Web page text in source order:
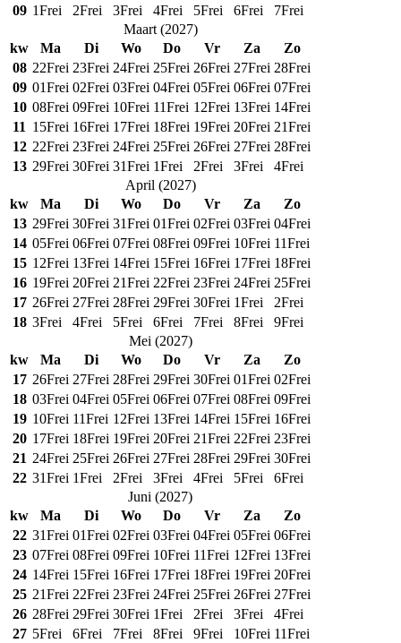
09 1Frei 2Frei 3Frei 4Frei 5Frei 6Frei 7Frei
Maart(2027)
kw
Ma Di Wo Do Vr Za
Zo
08 22Frei 23Frei 24Frei 25Frei 26Frei 27Frei 28Frei
09 01Frei 02Frei 03Frei 04Frei 05Frei 06Frei 07Frei
10 08Frei 09Frei 10Frei 11Frei 12Frei 13Frei 14Frei
11 15Frei 16Frei 17Frei 18Frei 19Frei 20Frei 21Frei
12 22Frei 23Frei 24Frei 25Frei 26Frei 27Frei 28Frei
13 29Frei 30Frei 31Frei 1Frei 2Frei 3Frei 4Frei
April (2027)
kw
Ma Di Wo Do Vr Za
Zo
13 29Frei 30Frei 31Frei 01Frei 02Frei 03Frei 04Frei
14 05Frei 06Frei 07Frei 08Frei 09Frei 10Frei 11Frei
15 12Frei 13Frei 14Frei 15Frei 16Frei 17Frei 18Frei
16 19Frei 20Frei 21Frei 22Frei 23Frei 24Frei 25Frei
17 26Frei 27Frei 28Frei 29Frei 30Frei 1Frei 2Frei
18 3Frei 4Frei 5Frei 6Frei 7Frei 8Frei 9Frei
Mei (2027)
kw
Ma Di Wo Do Vr Za
Zo
17 26Frei 27Frei 28Frei 29Frei 30Frei 01Frei 02Frei
18 03Frei 04Frei 05Frei 06Frei 07Frei 08Frei 09Frei
19 10Frei 11Frei 12Frei 13Frei 14Frei 15Frei 16Frei
20 17Frei 18Frei 19Frei 20Frei 21Frei 22Frei 23Frei
21 24Frei 25Frei 26Frei 27Frei 28Frei 29Frei 30Frei
22 31Frei 1Frei 2Frei 3Frei 4Frei 5Frei 6Frei
Juni (2027)
kw
Ma Di Wo Do Vr Za
Zo
22 31Frei 01Frei 02Frei 03Frei 04Frei 05Frei 06Frei
23 07Frei 08Frei 09Frei 10Frei 11Frei 12Frei 13Frei
24 14Frei 15Frei 16Frei 17Frei 18Frei 19Frei 20Frei
25 21Frei 22Frei 23Frei 24Frei 25Frei 26Frei 27Frei
26 28Frei 29Frei 30Frei 1Frei 2Frei 3Frei 4Frei
27 5Frei 6Frei 7Frei 8Frei 9Frei 10Frei 11Frei